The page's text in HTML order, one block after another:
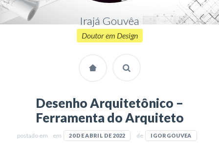
Irajá Gouvêa
Doutor em Design
Desenho Arquitetônico –
Ferramenta do Arquiteto
postado em em 20 DE ABRIL DE 2022 de IGORGOUVEA